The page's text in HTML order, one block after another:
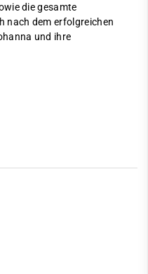
die gesamte
nach dem erfolgreichen
und ihre